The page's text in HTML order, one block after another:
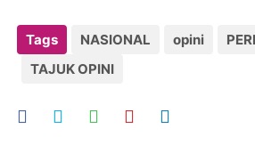
Tags NASIONAL opini
TAJUK OPINI